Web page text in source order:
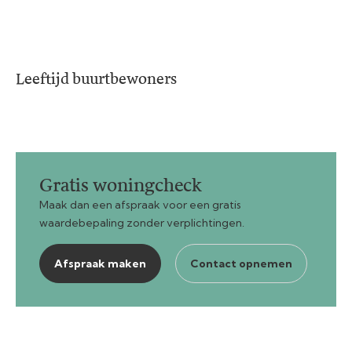
Leeftijd buurtbewoners
Gratis woningcheck
Maak dan een afspraak voor een gratis
waardebepaling zonder verplichtingen.
Afspraak maken Contact opnemen